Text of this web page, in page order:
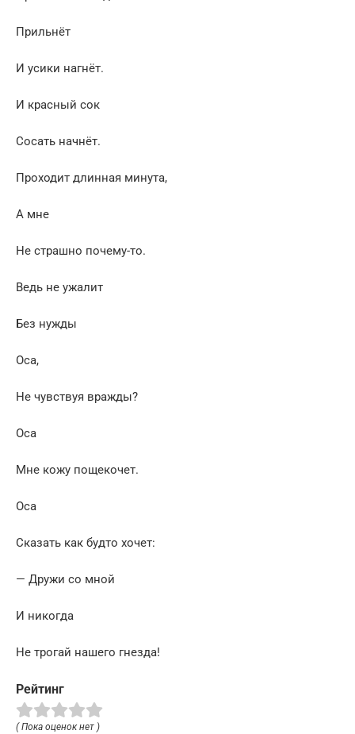
Прильнёт
И усики нагнёт.
И красный сок
Сосать начнёт.
Проходит длинная минута,
А мне
Не страшно почему-то.
Ведь не ужалит
Без нужды
Оса,
Не чувствуя вражды?
Оса
Мне кожу пощекочет.
Оса
Сказать как будто хочет:
— Дружи со мной
И никогда
Не трогай нашего гнезда!
Рейтинг
( Пока оценок нет )